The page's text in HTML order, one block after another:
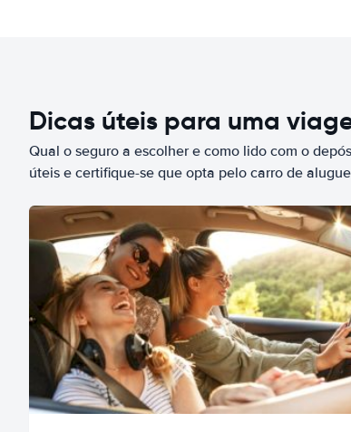
Dicas úteis para uma
Qual o seguro a escolher e como lido com o
úteis e certifique-se que opta pelo carro de